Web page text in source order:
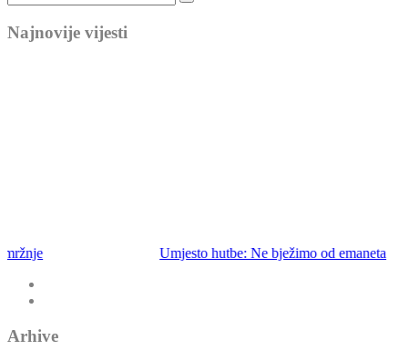
Najnovije vijesti
Umjesto hutbe: Ne bježimo od emaneta
Arhive